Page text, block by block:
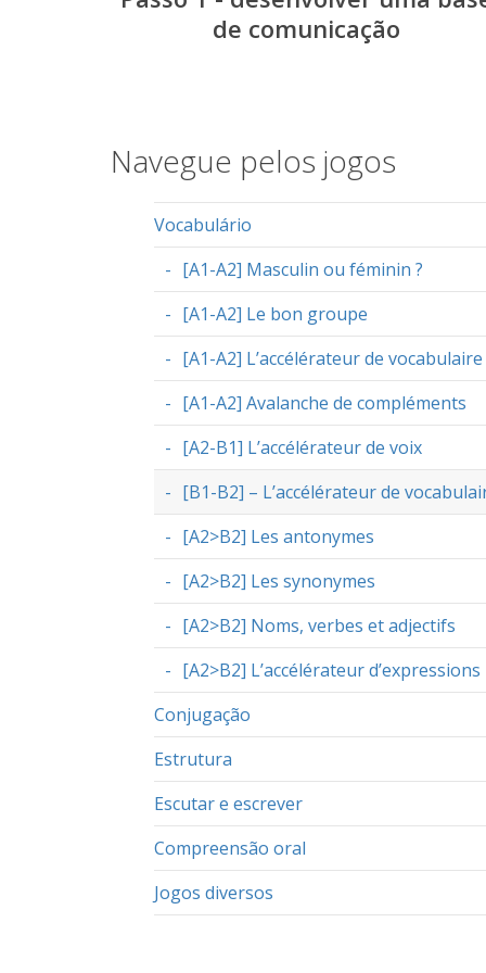
de comunicação
Navegue pelos jogos
Vocabulário
[A1-A2] Masculin ou féminin ?
[A1-A2] Le bon groupe
[A1-A2] L’accélérateur de
[A1-A2] Avalanche de compléments
[A2-B1] L’accélérateur de voix
[B1-B2] – L’accélérateur de
[A2>B2] Les antonymes
[A2>B2] Les synonymes
[A2>B2] Noms, verbes et adjectifs
[A2>B2] L’accélérateur d’expressions
Conjugação
Estrutura
Escutar e escrever
Compreensão oral
Jogos diversos